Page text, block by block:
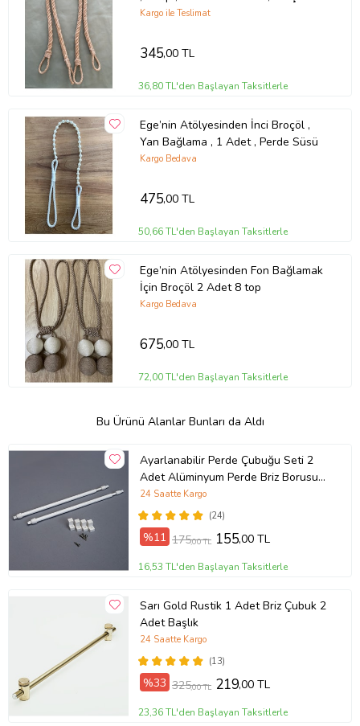
Adet
Kargo ile Teslimat
345,00 TL
36,80 TL'den Başlayan Taksitlerle
Ege’nin Atölyesinden İnci Broçöl ,
Yan Bağlama , 1 Adet , Perde Süsü
Kargo Bedava
475,00 TL
50,66 TL'den Başlayan Taksitlerle
Ege’nin Atölyesinden Fon Bağlamak
İçin Broçöl 2 Adet 8 top
Kargo Bedava
675,00 TL
72,00 TL'den Başlayan Taksitlerle
Bu Ürünü Alanlar Bunları da Aldı
Ayarlanabilir Perde Çubuğu Seti 2
Adet Alüminyum Perde Briz Borusu 4
Adet Başlık
(24)
24 Saatte Kargo
%11 175,00 TL 155,00 TL
16,53 TL'den Başlayan Taksitlerle
Sarı Gold Rustik 1 Adet Briz Çubuk 2
Adet Başlık
(13)
24 Saatte Kargo
%33 325,00 TL 219,00 TL
23,36 TL'den Başlayan Taksitlerle